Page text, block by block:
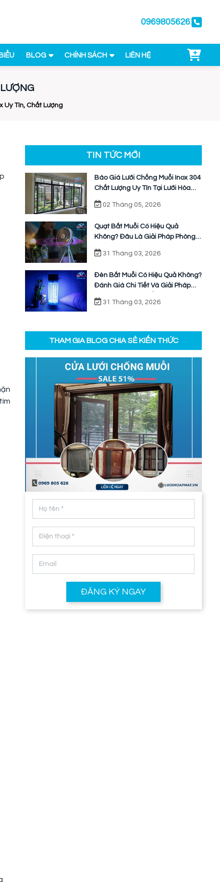
0969805626
BLOG CHÍNH SÁCH LIÊN HỆ
Uy Tín, Chất Lượng
tìm
TIN TỨC MỚI
Báo Giá Lưới Chống Muỗi Inox 304
Chất Lượng Uy Tín Tại Lưới Hòa
Phát
02 Tháng 05, 2026
Quạt Bắt Muỗi Có Hiệu Quả
Không? Đâu Là Giải Pháp Phòng
Chống Muỗi Bền Vững
31 Tháng 03, 2026
Đèn Bắt Muỗi Có Hiệu Quả Không?
Đánh Giá Chi Tiết Và Giải Pháp
Ngăn Chặn Triệt Để
31 Tháng 03, 2026
THAM GIA BLOG CHIA SẺ KIẾN THỨC
ĐĂNG KÝ NGAY